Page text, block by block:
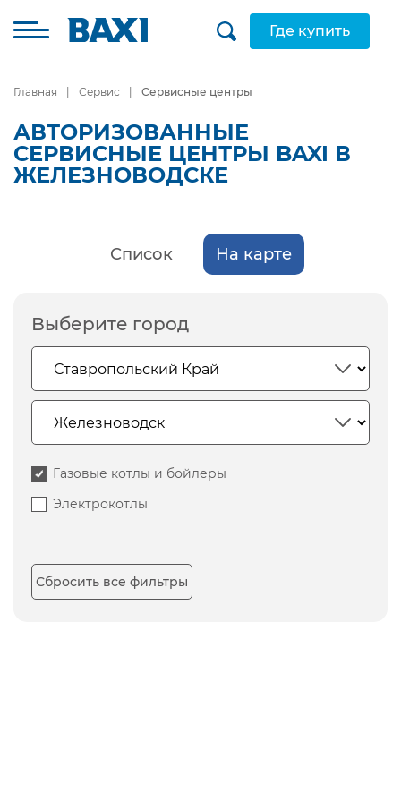
Где купить
Главная Сервис Сервисные центры
АВТОРИЗОВАННЫЕ
СЕРВИСНЫЕ ЦЕНТРЫ BAXI В
ЖЕЛЕЗНОВОДСКЕ
Список На карте
Выберите город
Газовые котлы и бойлеры
Электрокотлы
Сбросить все фильтры